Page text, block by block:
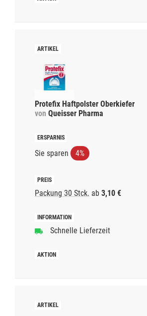
Protefix Haftpolster Oberkiefer
von Queisser Pharma
Sie sparen 4%
Packung 30 Stck. ab 3,10 €
Schnelle Lieferzeit